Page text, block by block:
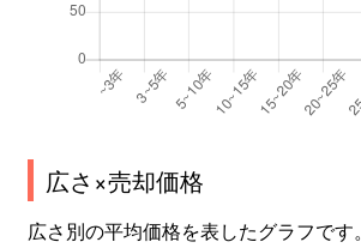
広さ×売却価格
広さ別の平均価格を表したグラフです。